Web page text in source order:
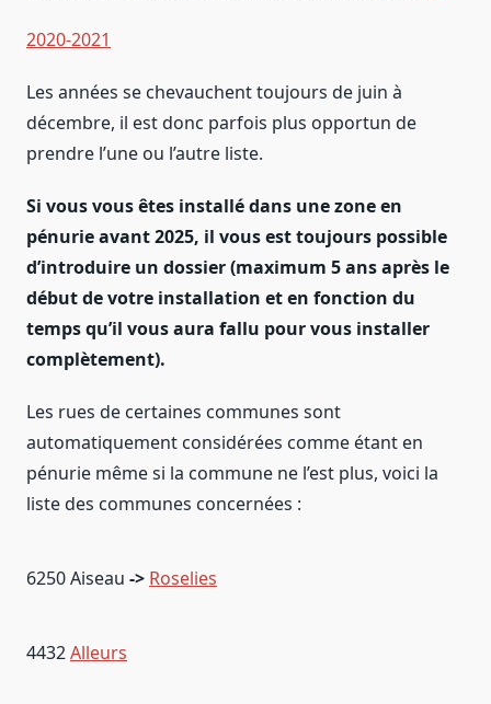
2020-2021
Les années se chevauchent toujours de juin à
décembre, il est donc parfois plus opportun de
prendre l’une ou l’autre liste.
Si vous vous êtes installé dans une zone en
pénurie avant 2025, il vous est toujours possible
d’introduire un dossier (maximum 5 ans après le
début de votre installation et en fonction du
temps qu’il vous aura fallu pour vous installer
complètement).
Les rues de certaines communes sont
automatiquement considérées comme étant en
pénurie même si la commune ne l’est plus, voici la
liste des communes concernées :
6250 Aiseau -> Roselies
4432Alleurs